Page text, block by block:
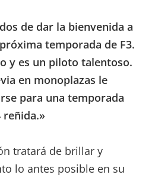
de dar la bienvenida a
temporada de F3.
y es un piloto talentoso.
en monoplazas le
para una temporada
reñida.»
tratará de brillar y
lo antes posible en su